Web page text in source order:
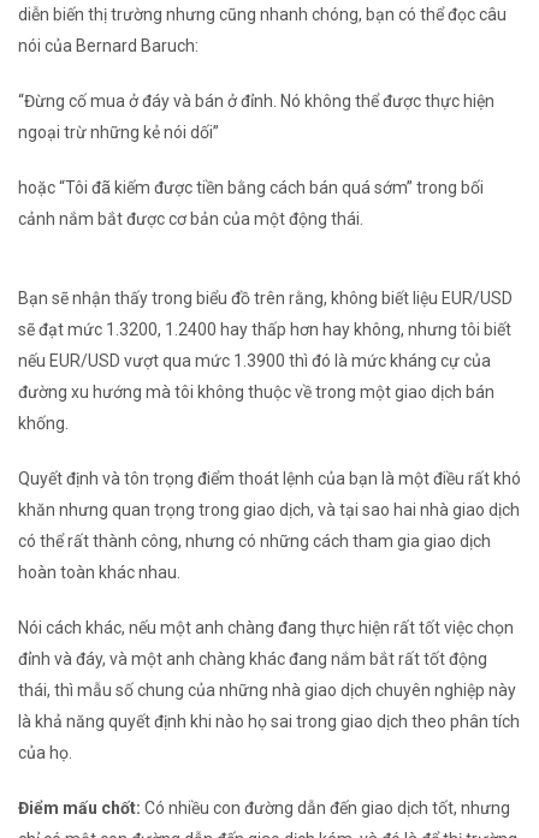
diễn biến thị trường nhưng cũng nhanh chóng, bạn có thể đọc câu
nói của Bernard Baruch:
“Đừng cố mua ở đáy và bán ở đỉnh. Nó không thể được thực hiện
ngoại trừ những kẻ nói dối”
hoặc “Tôi đã kiếm được tiền bằng cách bán quá sớm” trong bối
cảnh nắm bắt được cơ bản của một động thái.
Bạn sẽ nhận thấy trong biểu đồ trên rằng, không biết liệu EUR/USD
sẽ đạt mức 1.3200, 1.2400 hay thấp hơn hay không, nhưng tôi biết
nếu EUR/USD vượt qua mức 1.3900 thì đó là mức kháng cự của
đường xu hướng mà tôi không thuộc về trong một giao dịch bán
khống.
Quyết định và tôn trọng điểm thoát lệnh của bạn là một điều rất khó
khăn nhưng quan trọng trong giao dịch, và tại sao hai nhà giao dịch
có thể rất thành công, nhưng có những cách tham gia giao dịch
hoàn toàn khác nhau.
Nói cách khác, nếu một anh chàng đang thực hiện rất tốt việc chọn
đỉnh và đáy, và một anh chàng khác đang nắm bắt rất tốt động
thái, thì mẫu số chung của những nhà giao dịch chuyên nghiệp này
là khả năng quyết định khi nào họ sai trong giao dịch theo phân tích
của họ.
Điểm mấu chốt: Có nhiều con đường dẫn đến giao dịch tốt, nhưng